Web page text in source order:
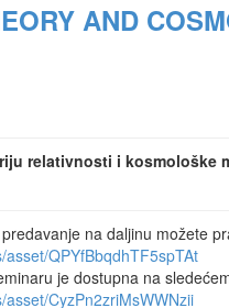
AND
relativnosti i kosmološke
na daljinu možete
QPYfBbqdhTF5spTAt
je dostupna na
CyzPn2zriMsWWNzii